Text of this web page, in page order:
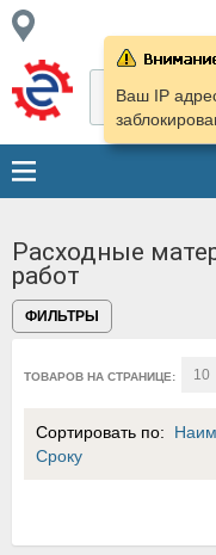
Ваш IP
Расходные
работ
ФИЛЬТРЫ
ТОВАРОВ НА СТРАНИЦЕ: 10
Сортировать по:
Сроку